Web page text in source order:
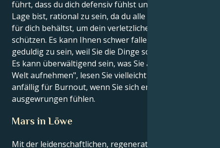
führt, dass du dich defensiv fühlst und nicht in der
Lage bist, rational zu sein, da du alle zarten Gefühle
für dich behältst, um dein verletzliches Inneres zu
schützen. Es kann Ihnen schwer fallen, emotional
geduldig zu sein, weil Sie die Dinge so tief empfinden.
Es kann überwältigend sein, was Sie alles von der
Welt aufnehmen", lesen Sie vielleicht und fühlen sich
anfällig für Burnout, wenn Sie sich emotional
ausgewrungen fühlen.
Mars in Löwe
Mit der leidenschaftlichen, regenerativen Skorpion-